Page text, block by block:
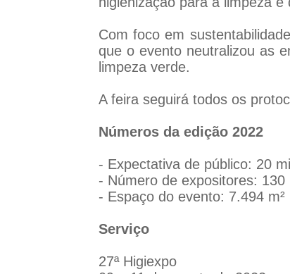
Com foco em
que o evento neutralizou as
limpeza verde.
A feira seguirá todos os
Números da edição 2022
- Expectativa de público: 20
- Número de expositores: 130
- Espaço do evento: 7.494 m²
Serviço
27ª Higiexpo